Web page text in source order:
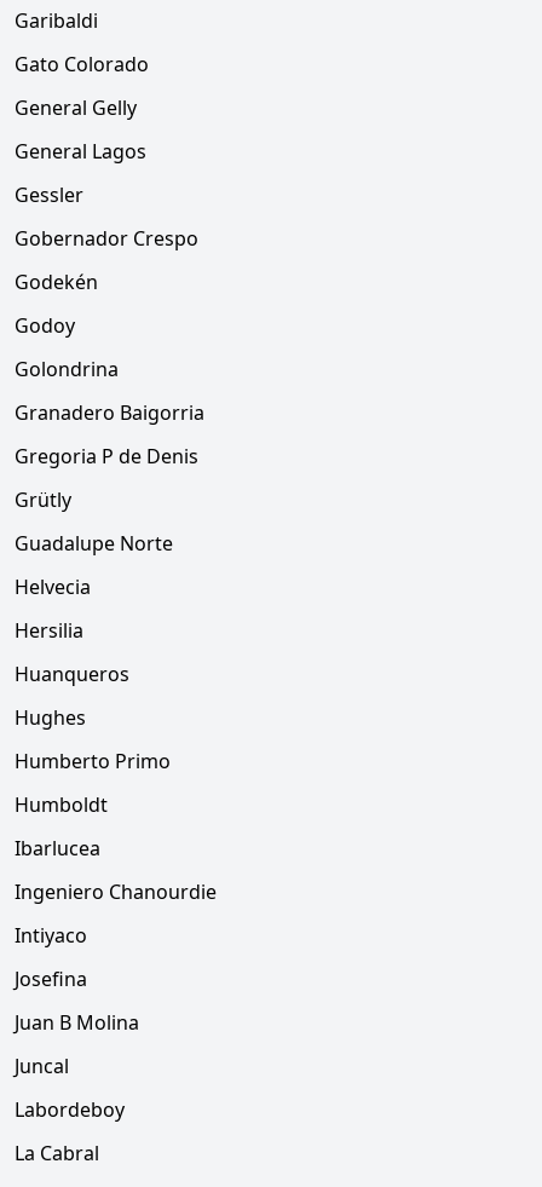
Garibaldi
Gato Colorado
General Gelly
General Lagos
Gessler
Gobernador Crespo
Godekén
Godoy
Golondrina
Granadero Baigorria
Gregoria P de Denis
Grütly
Guadalupe Norte
Helvecia
Hersilia
Huanqueros
Hughes
Humberto Primo
Humboldt
Ibarlucea
Ingeniero Chanourdie
Intiyaco
Josefina
Juan B Molina
Juncal
Labordeboy
La Cabral